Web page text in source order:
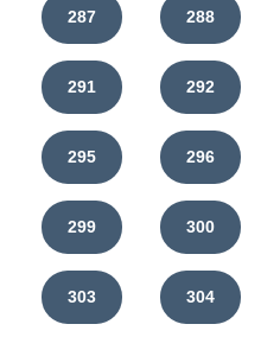
287 288
291 292
295 296
299 300
303 304